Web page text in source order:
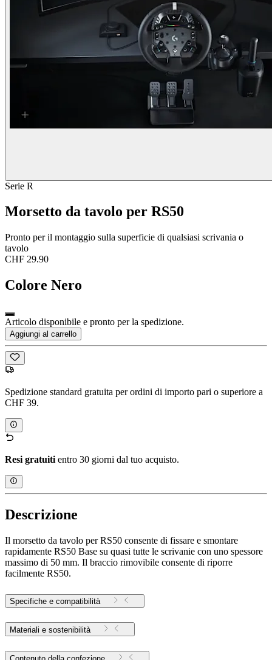
Serie R
Morsetto da tavolo per RS50
Pronto per il montaggio sulla superficie di qualsiasi scrivania o
tavolo
CHF 29.90
Colore Nero
Articolo disponibile e pronto per la spedizione.
Aggiungi al carrello
Spedizione standard gratuita per ordini di importo pari o superiore a
CHF 39.
Resi gratuiti entro 30 giorni dal tuo acquisto.
Descrizione
Il morsetto da tavolo per RS50 consente di fissare e smontare
rapidamente RS50 Base su quasi tutte le scrivanie con uno spessore
massimo di 50 mm. Il braccio rimovibile consente di riporre
facilmente RS50.
Specifiche e compatibilità
Materiali e sostenibilità